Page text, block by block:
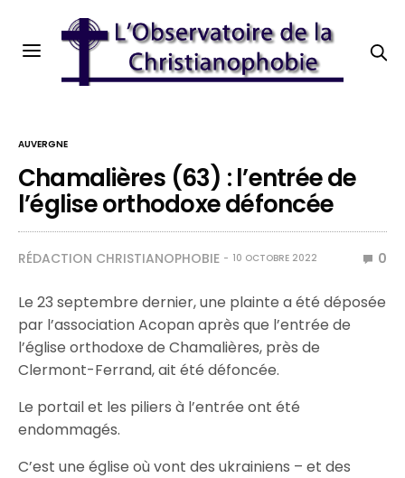
AUVERGNE
Chamalières (63) : l’entrée de
l’église orthodoxe défoncée
RÉDACTION CHRISTIANOPHOBIE 10 OCTOBRE 2022 0
Le 23 septembre dernier, une plainte a été déposée
par l’association Acopan après que l’entrée de
l’église orthodoxe de Chamalières, près de
Clermont-Ferrand, ait été défoncée.
Le portail et les piliers à l’entrée ont été
endommagés.
C’est une église où vont des ukrainiens – et des